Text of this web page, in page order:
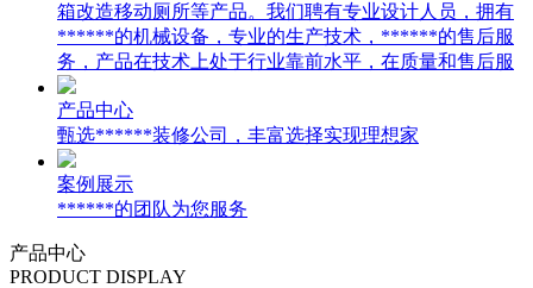
箱改造移动厕所等产品。我们聘有专业设计人员，拥有
******的机械设备，专业的生产技术，******的售后服
务，产品在技术上处于行业靠前水平，在质量和售后服
产品中心
甄选******装修公司，丰富选择实现理想家
案例展示
******的团队为您服务
产品中心
PRODUCT DISPLAY